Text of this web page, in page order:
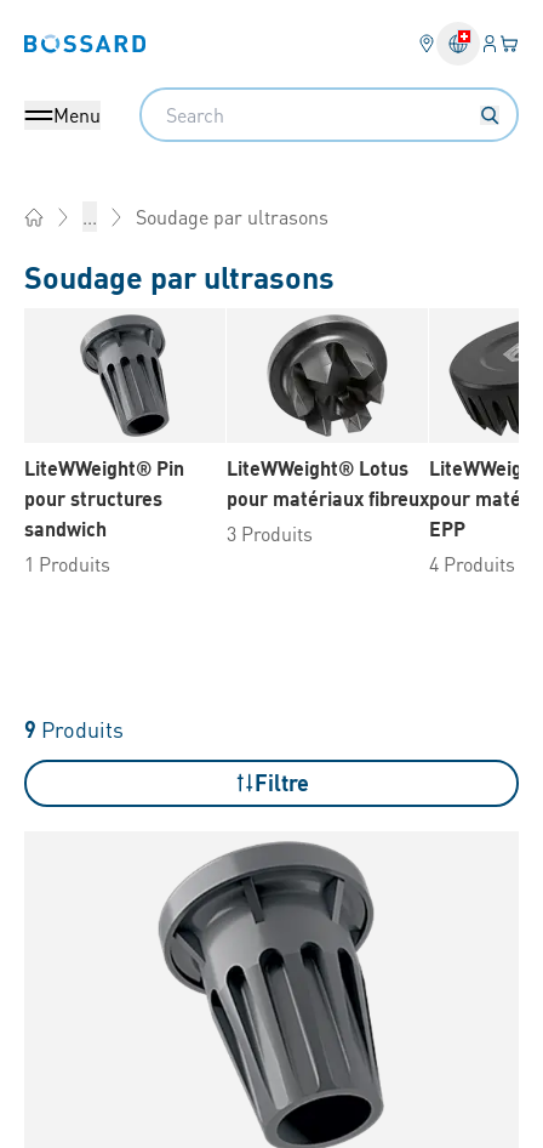
Bossard homepage
Menu
Search
... Soudage par ultrasons
Soudage par ultrasons
LiteWWeight® Pin
pour structures
sandwich
1 Produits
LiteWWeight® Lotus
pour matériaux fibreux
3 Produits
pour
EPP
4 Produits
9 Produits
Filtre